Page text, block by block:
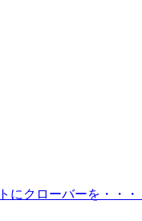
にクローバーを・・